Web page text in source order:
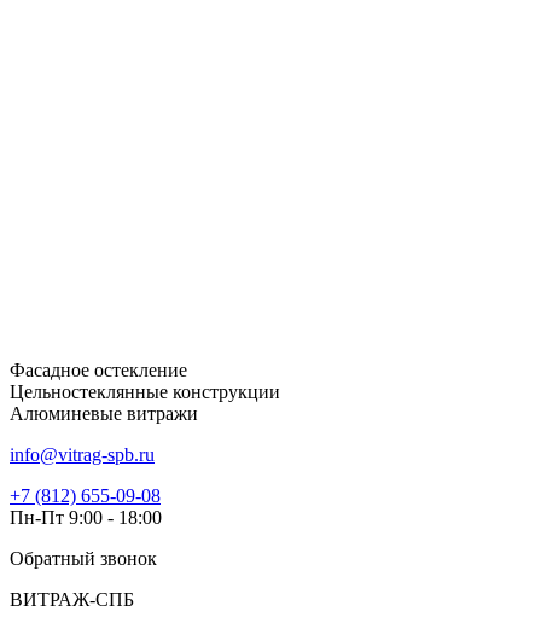
Фасадное остекление
Цельностеклянные конструкции
Алюминевые витражи
info@vitrag-spb.ru
+7 (812) 655-09-08
Пн-Пт 9:00 - 18:00
Обратный звонок
ВИТРАЖ-СПБ